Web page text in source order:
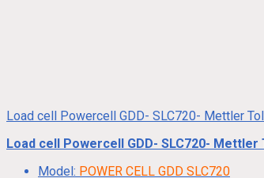
Load cell Powercell GDD- SLC720- Mettler
Load cell Powercell GDD- SLC720- Mettler
Model: POWER CELL GDD SLC720